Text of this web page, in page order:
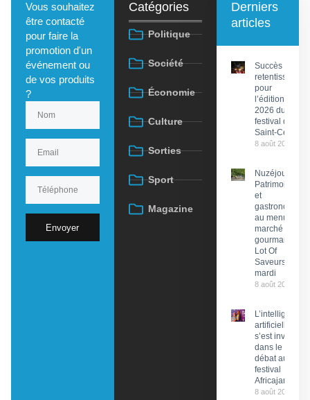
Vous souhaitez
être contacté
pour faire la
promotion d'un
événement ou
de vos produits
?
Envoyer
Catégories
Politique
Société
Économie
Culture
Sorties
Sport
Magazine
Derniers
articles
Succès
retentissant
pour
l’édition
2026 du
festival de
Saint-Céré
8 août 2026
Nuzéjouls :
Patrimoine
et
gastronomie
au menu du
marché
gourmand
Lot Of
Saveurs ce
mardi
8 août 2026
L’intelligence
artificielle
s’est invitée
dans le
débat au
festival
Africajarc
8 août 2026